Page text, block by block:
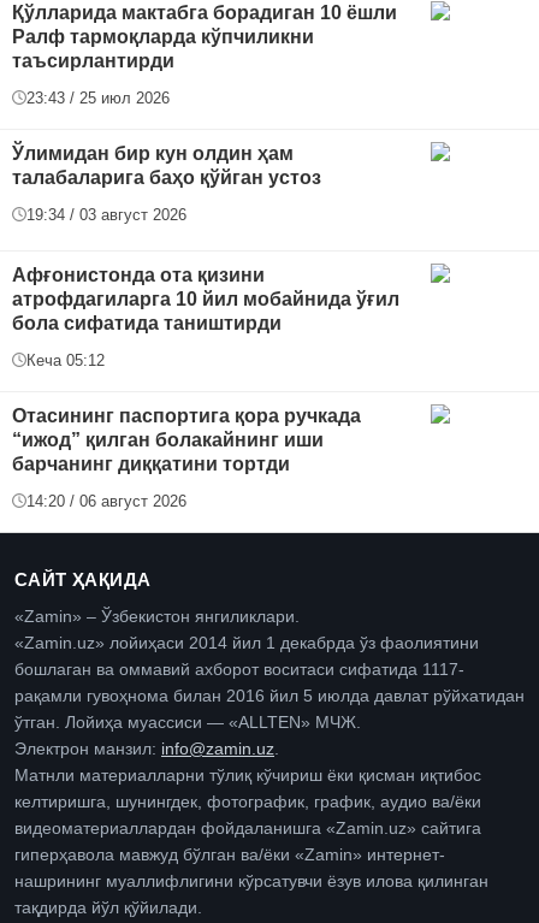
Қўлларида мактабга борадиган 10 ёшли
Ралф тармоқларда кўпчиликни
таъсирлантирди
23:43 / 25 июл 2026
Ўлимидан бир кун олдин ҳам
талабаларига баҳо қўйган устоз
19:34 / 03 август 2026
Афғонистонда ота қизини
атрофдагиларга 10 йил мобайнида ўғил
бола сифатида таништирди
Кеча 05:12
Отасининг паспортига қора ручкада
“ижод” қилган болакайнинг иши
барчанинг диққатини тортди
14:20 / 06 август 2026
САЙТ ҲАҚИДА
«Zamin» – Ўзбекистон янгиликлари.
«Zamin.uz» лойиҳаси 2014 йил 1 декабрда ўз фаолиятини
бошлаган ва оммавий ахборот воситаси сифатида 1117-
рақамли гувоҳнома билан 2016 йил 5 июлда давлат рўйхатидан
ўтган. Лойиҳа муассиси — «ALLTEN» МЧЖ.
Электрон манзил: info@zamin.uz
Матнли материалларни тўлиқ кўчириш ёки қисман иқтибос
келтиришга, шунингдек, фотографик, график, аудио ва/ёки
видеоматериаллардан фойдаланишга «Zamin.uz» сайтига
гиперҳавола мавжуд бўлган ва/ёки «Zamin» интернет-
нашрининг муаллифлигини кўрсатувчи ёзув илова қилинган
тақдирда йўл қўйилади.